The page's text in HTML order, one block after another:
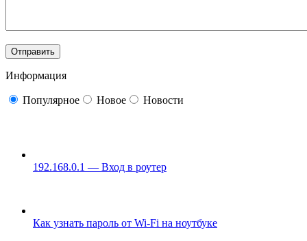
Информация
Популярное Новое Новости
192.168.0.1 — Вход в роутер
Как узнать пароль от Wi-Fi на ноутбуке